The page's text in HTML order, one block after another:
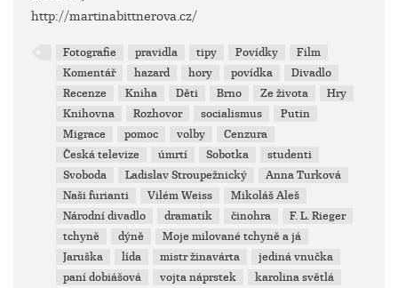
http://martinabittnerova.cz/
Fotografie pravidla tipy Povídky
Film
Komentář
hazard hory povídka
Divadlo
Recenze
Kniha Děti Brno Ze života
Hry
Knihovna
Rozhovor socialismus
Putin
Migrace
pomoc volby
Cenzura
Česká televize
úmrtí Sobotka
studenti
Svoboda
Ladislav Stroupežnický
Anna Turková
Naši furianti
Vilém Weiss
Mikoláš Aleš
Národní divadlo
dramatik činohra
F. L. Rieger
tchyně
dýně
Moje milované tchyně a já
Jaruška
lída mistr žinavárta
jediná vnučka
paní dobiášová
vojta náprstek
karolina světlá